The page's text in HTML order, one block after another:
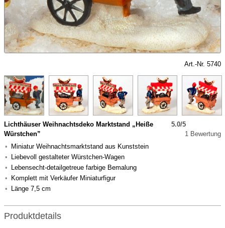
Art.-Nr. 5740
Lichthäuser Weihnachtsdeko Marktstand „Heiße
Würstchen”
Miniatur Weihnachtsmarktstand aus Kunststein
Liebevoll gestalteter Würstchen-Wagen
Lebensecht-detailgetreue farbige Bemalung
Komplett mit Verkäufer Miniaturfigur
Länge 7,5 cm
5.0/5
1 Bewertung
Produktdetails